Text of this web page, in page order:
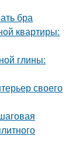
бра
квартиры:
глины:
своего